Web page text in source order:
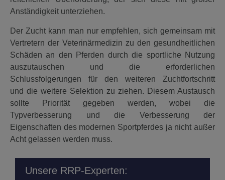
Anständigkeit unterziehen.
Der Zucht kann man nur empfehlen, sich gemeinsam mit
Vertretern der Veterinärmedizin zu den gesundheitlichen
Schäden an den Pferden durch die sportliche Nutzung
auszutauschen und die erforderlichen
Schlussfolgerungen für den weiteren Zuchtfortschritt
und die weitere Selektion zu ziehen. Diesem Austausch
sollte Priorität gegeben werden, wobei die
Typverbesserung und die Verbesserung der
Eigenschaften des modernen Sportpferdes ja nicht außer
Acht gelassen werden muss.
Unsere RRP-Experten: